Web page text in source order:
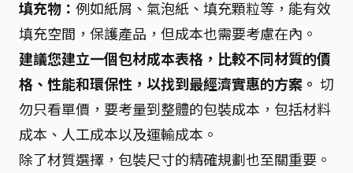
填充物： 例如紙屑、氣泡紙、填充顆粒等，能有效
填充空間，保護產品，但成本也需要考慮在內。
建議您建立一個包材成本表格，比較不同材質的價
格、性能和環保性，以找到最經濟實惠的方案。 切
勿只看單價，要考量到整體的包裝成本，包括材料
成本、人工成本以及運輸成本。
除了材質選擇，包裝尺寸的精確規劃也至關重要。